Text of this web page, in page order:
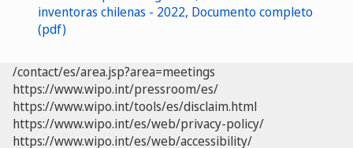
/contact/es/area.jsp?area=meetings
https://www.wipo.int/pressroom/es/
https://www.wipo.int/tools/es/disclaim.html
https://www.wipo.int/es/web/privacy-policy/
https://www.wipo.int/es/web/accessibility/